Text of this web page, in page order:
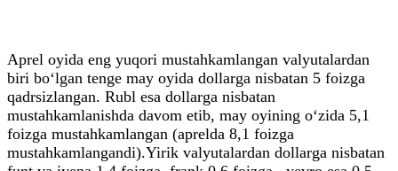
Aprel oyida eng yuqori mustahkamlangan valyutalardan
biri bo‘lgan tenge may oyida dollarga nisbatan 5 foizga
qadrsizlangan. Rubl esa dollarga nisbatan
mustahkamlanishda davom etib, may oyining o‘zida 5,1
foizga mustahkamlangan (aprelda 8,1 foizga
mustahkamlangandi).Yirik valyutalardan dollarga nisbatan